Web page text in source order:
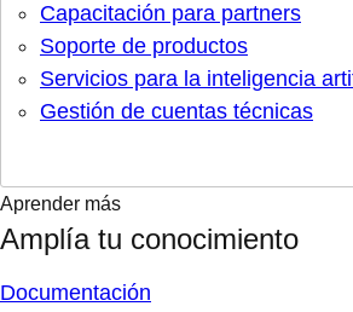
Capacitación para partners
Soporte de productos
Servicios para la inteligencia
Gestión de cuentas técnicas
Aprender más
Amplía tu conocimiento
Documentación